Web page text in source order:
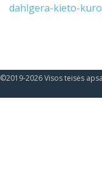
dahlgera-kieto-
©2019-2026 Visos teisės